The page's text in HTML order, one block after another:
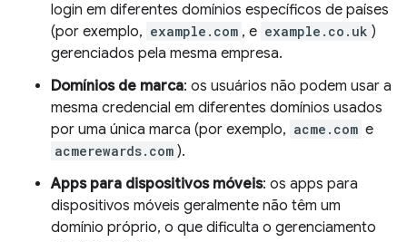
login em diferentes domínios específicos de países
(por exemplo, example.com , e example.co.uk )
gerenciados pela mesma empresa.
Domínios de marca: os usuários não podem usar a
mesma credencial em diferentes domínios usados
por uma única marca (por exemplo, acme.com e
acmerewards.com ).
Apps para dispositivos móveis: os apps para
dispositivos móveis geralmente não têm um
domínio próprio, o que dificulta o gerenciamento